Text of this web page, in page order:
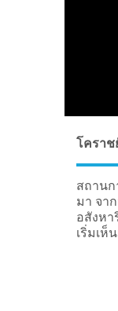
โคราช
สถานก
มา จา
อสังหา
เริ่มเห็